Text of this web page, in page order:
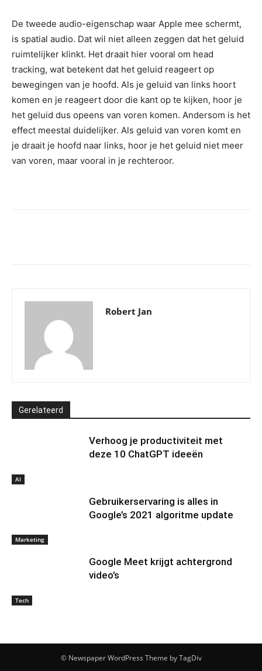
De tweede audio-eigenschap waar Apple mee schermt,
is spatial audio. Dat wil niet alleen zeggen dat het geluid
ruimtelijker klinkt. Het draait hier vooral om head
tracking, wat betekent dat het geluid reageert op
bewegingen van je hoofd. Als je geluid van links hoort
komen en je reageert door die kant op te kijken, hoor je
het geluid dus opeens van voren komen. Andersom is het
effect meestal duidelijker. Als geluid van voren komt en
je draait je hoofd naar links, hoor je het geluid niet meer
van voren, maar vooral in je rechteroor.
Robert Jan
Gerelateerd
AI
Verhoog je productiviteit met
deze 10 ChatGPT ideeën
Marketing
Gebruikerservaring is alles in
Google’s 2021 algoritme update
Tech
Google Meet krijgt achtergrond
video’s
© Newspaper WordPress Theme by TagDiv